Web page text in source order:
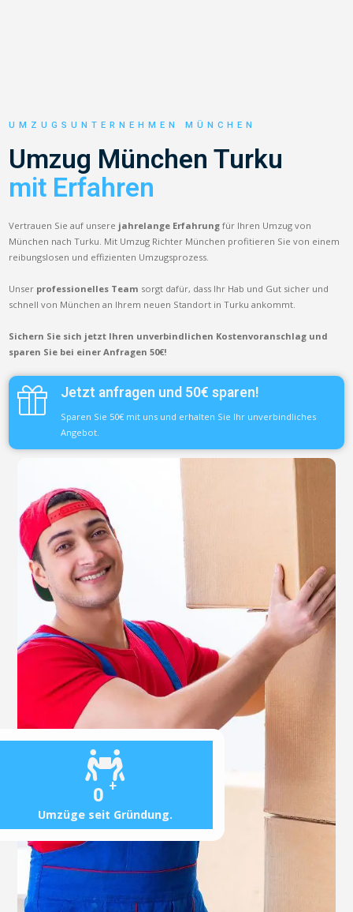
0 +
Umzüge seit Gründung.
UMZUGSUNTERNEHMEN MÜNCHEN
Umzug München Turku
mit Erfahren
Vertrauen Sie auf unsere jahrelange Erfahrung für Ihren Umzug von
München nach Turku. Mit Umzug Richter München profitieren Sie von einem
reibungslosen und effizienten Umzugsprozess.
Unser professionelles Team sorgt dafür, dass Ihr Hab und Gut sicher und
schnell von München an Ihrem neuen Standort in Turku ankommt.
Sichern Sie sich jetzt Ihren unverbindlichen Kostenvoranschlag und
sparen Sie bei einer Anfragen 50€!
Jetzt anfragen und 50€ sparen!
Sparen Sie 50€ mit uns und erhalten Sie Ihr unverbindliches
Angebot.